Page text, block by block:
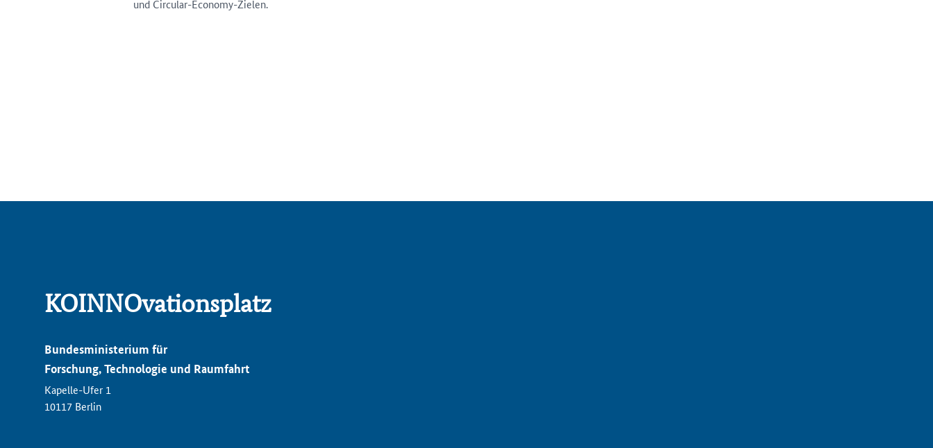
und Circular-Economy-Zielen.
KOINNOvationsplatz
Bundesministerium für
Forschung, Technologie und Raumfahrt
Kapelle-Ufer 1
10117 Berlin